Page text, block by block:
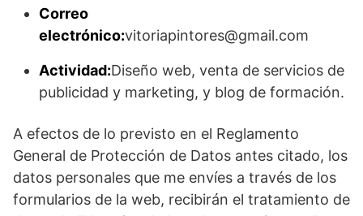
Correo
electrónico:vitoriapintores@gmail.com
Actividad:Diseño web, venta de servicios de
publicidad y marketing, y blog de formación.
A efectos de lo previsto en el Reglamento
General de Protección de Datos antes citado, los
datos personales que me envíes a través de los
formularios de la web, recibirán el tratamiento de